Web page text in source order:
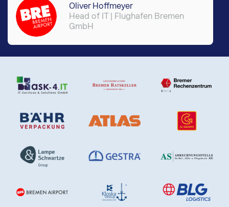
Oliver Hoffmeyer
Head of IT | Flughafen Bremen
GmbH